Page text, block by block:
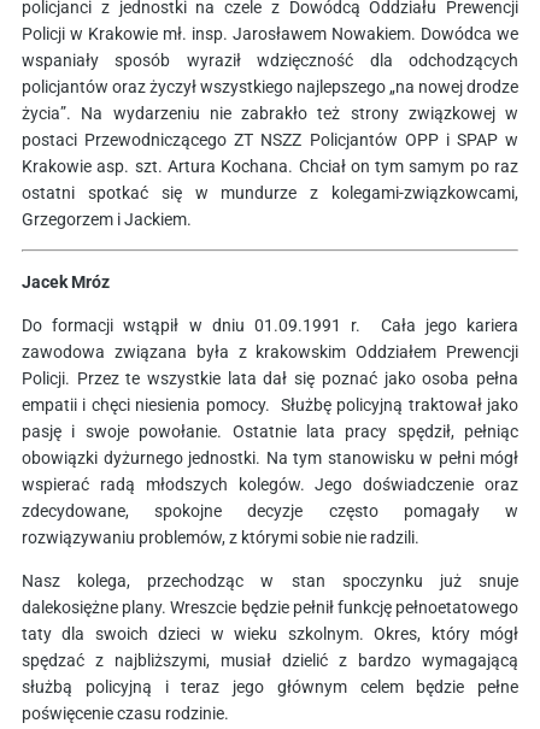
policjanci z jednostki na czele z Dowódcą Oddziału Prewencji
Policji w Krakowie mł. insp. Jarosławem Nowakiem. Dowódca we
wspaniały sposób wyraził wdzięczność dla odchodzących
policjantów oraz życzył wszystkiego najlepszego „na nowej drodze
życia”. Na wydarzeniu nie zabrakło też strony związkowej w
postaci Przewodniczącego ZT NSZZ Policjantów OPP i SPAP w
Krakowie asp. szt. Artura Kochana. Chciał on tym samym po raz
ostatni spotkać się w mundurze z kolegami-związkowcami,
Grzegorzem i Jackiem.
Jacek Mróz
Do formacji wstąpił w dniu 01.09.1991 r. Cała jego kariera
zawodowa związana była z krakowskim Oddziałem Prewencji
Policji. Przez te wszystkie lata dał się poznać jako osoba pełna
empatii i chęci niesienia pomocy. Służbę policyjną traktował jako
pasję i swoje powołanie. Ostatnie lata pracy spędził, pełniąc
obowiązki dyżurnego jednostki. Na tym stanowisku w pełni mógł
wspierać radą młodszych kolegów. Jego doświadczenie oraz
zdecydowane, spokojne decyzje często pomagały w
rozwiązywaniu problemów, z którymi sobie nie radzili.
Nasz kolega, przechodząc w stan spoczynku już snuje
dalekosiężne plany. Wreszcie będzie pełnił funkcję pełnoetatowego
taty dla swoich dzieci w wieku szkolnym. Okres, który mógł
spędzać z najbliższymi, musiał dzielić z bardzo wymagającą
służbą policyjną i teraz jego głównym celem będzie pełne
poświęcenie czasu rodzinie.